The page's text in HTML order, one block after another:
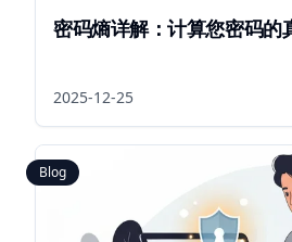
密码熵详解：计算您密码的
2025-12-25
Blog